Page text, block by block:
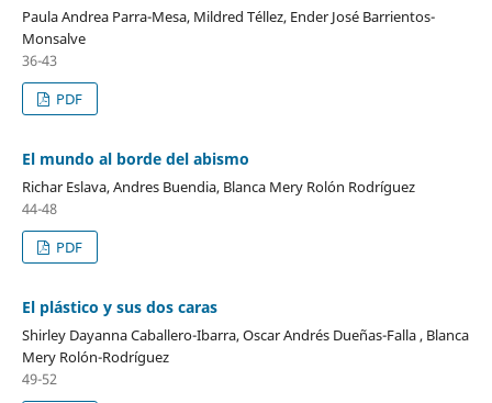
Paula Andrea Parra-Mesa, Mildred Téllez, Ender José Barrientos-
Monsalve
36-43
PDF
El mundo al borde del abismo
Richar Eslava, Andres Buendia, Blanca Mery Rolón Rodríguez
44-48
PDF
El plástico y sus dos caras
Shirley Dayanna Caballero-Ibarra, Oscar Andrés Dueñas-Falla , Blanca
Mery Rolón-Rodríguez
49-52